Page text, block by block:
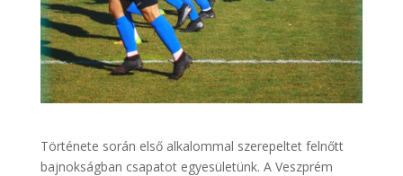
Története során első alkalommal szerepeltet felnőtt
bajnokságban csapatot egyesületünk. A Veszprém